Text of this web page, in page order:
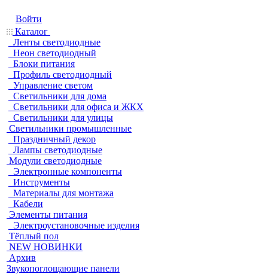
Войти
Каталог
Ленты светодиодные
Неон светодиодный
Блоки питания
Профиль светодиодный
Управление светом
Светильники для дома
Светильники для офиса и ЖКХ
Светильники для улицы
Светильники промышленные
Праздничный декор
Лампы светодиодные
Модули светодиодные
Электронные компоненты
Инструменты
Материалы для монтажа
Кабели
Элементы питания
Электроустановочные изделия
Тёплый пол
NEW НОВИНКИ
Архив
Звукопоглощающие панели